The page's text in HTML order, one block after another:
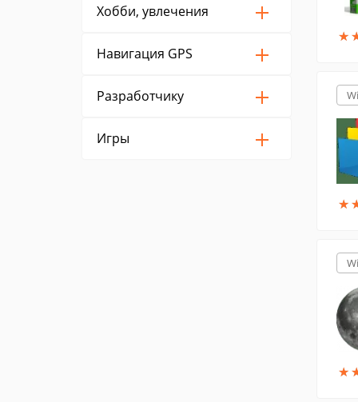
Хобби, увлечения
Навигация GPS
Разработчику
Игры
★
★
★
★
★
★